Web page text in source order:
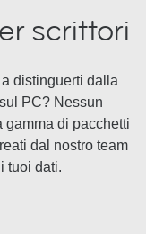
scrittori
distinguerti dalla
PC? Nessun
gamma di pacchetti
dal nostro team
tuoi dati.